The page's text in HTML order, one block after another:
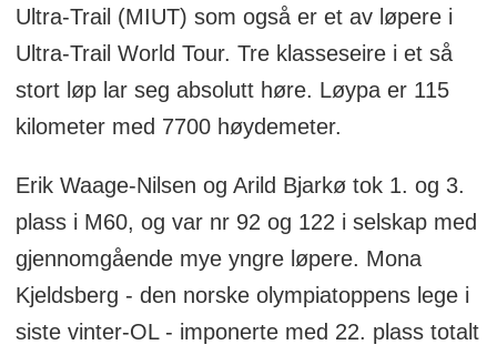
Ultra-Trail (MIUT) som også er et av løpere i
Ultra-Trail World Tour. Tre klasseseire i et så
stort løp lar seg absolutt høre. Løypa er 115
kilometer med 7700 høydemeter.
Erik Waage-Nilsen og Arild Bjarkø tok 1. og 3.
plass i M60, og var nr 92 og 122 i selskap med
gjennomgående mye yngre løpere. Mona
Kjeldsberg - den norske olympiatoppens lege i
siste vinter-OL - imponerte med 22. plass totalt